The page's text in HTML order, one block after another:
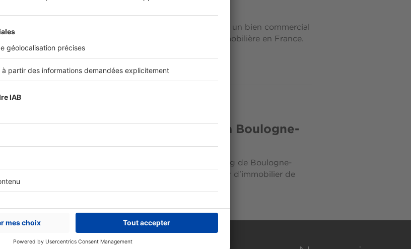
Recherchés les lieux d'exception, qui prennent place dans un bien commercial
ou industriel, sont à l'origine d'une nouvelle tendance immobilière en France.
Une maison domotisée de style loft, à Boulogne-
Proche du centre commercial des Passages, spot shopping de Boulogne-
Billancourt, cette maison de style loft est un objet du désir d'immobilier de
luxe.